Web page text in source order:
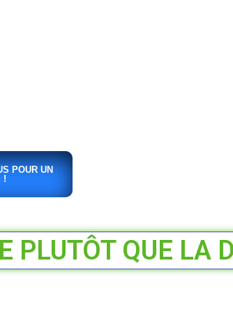
POUR UN
!
PLUTÔT QUE LA